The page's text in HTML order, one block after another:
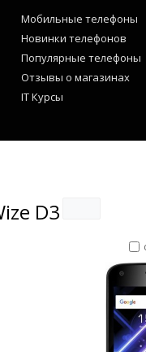
Мобильные телефоны
Новинки телефонов
Популярные телефоны
Отзывы о магазинах
IT Курсы
D3